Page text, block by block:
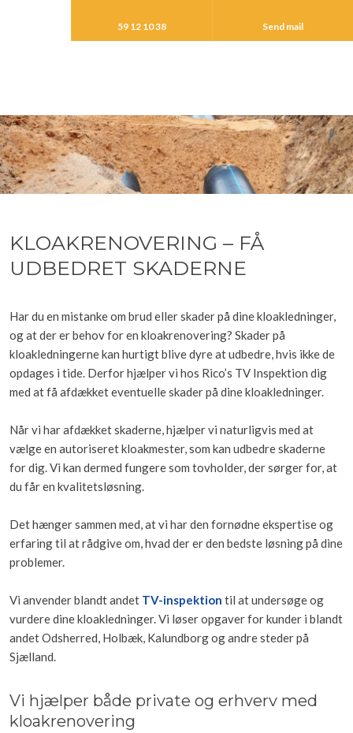
59 12 10 38 Send mail
KLOAKRENOVERING – FÅ
UDBEDRET SKADERNE
​Har du en mistanke om brud eller skader på dine kloakledninger,
og at der er behov for en kloakrenovering? Skader på
kloakledningerne kan hurtigt blive dyre at udbedre, hvis ikke de
opdages i tide. Derfor hjælper vi hos Rico’s TV Inspektion dig
med at få afdækket eventuelle skader på dine kloakledninger.
Når vi har afdækket skaderne, hjælper vi naturligvis med at
vælge en autoriseret kloakmester, som kan udbedre skaderne
for dig. Vi kan dermed fungere som tovholder, der sørger for, at
du får en kvalitetsløsning.
Det hænger sammen med, at vi har den fornødne ekspertise og
erfaring til at rådgive om, hvad der er den bedste løsning på dine
problemer.
Vi anvender blandt andet TV-inspektion til at undersøge og
vurdere dine kloakledninger. Vi løser opgaver for kunder i blandt
andet Odsherred, Holbæk, Kalundborg og andre steder på
Sjælland.
Vi hjælper både private og erhverv med
kloakrenovering